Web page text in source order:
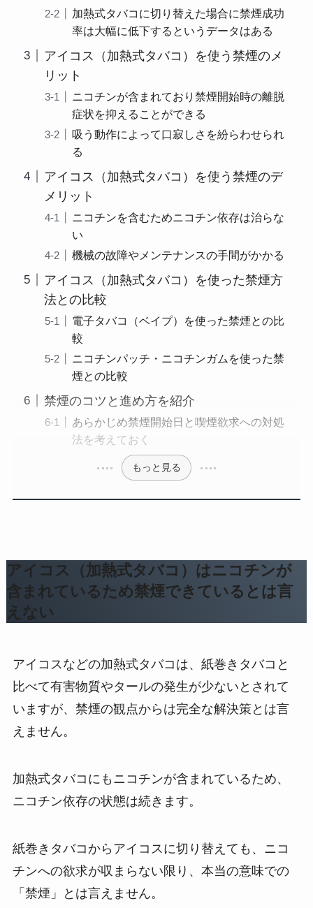
加熱式タバコに切り替えた場合に禁煙成功
率は大幅に低下するというデータはある
アイコス（加熱式タバコ）を使う禁煙のメ
リット
ニコチンが含まれており禁煙開始時の離脱
症状を抑えることができる
吸う動作によって口寂しさを紛らわせられ
る
アイコス（加熱式タバコ）を使う禁煙のデ
メリット
ニコチンを含むためニコチン依存は治らな
い
機械の故障やメンテナンスの手間がかかる
アイコス（加熱式タバコ）を使った禁煙方
法との比較
電子タバコ（ベイプ）を使った禁煙との比
較
ニコチンパッチ・ニコチンガムを使った禁
煙との比較
禁煙のコツと進め方を紹介
あらかじめ禁煙開始日と喫煙欲求への対処
法を考えておく
もっと見る
アイコス（加熱式タバコ）はニコチンが
含まれているため禁煙できているとは言
えない
アイコスなどの加熱式タバコは、紙巻きタバコと
比べて有害物質やタールの発生が少ないとされて
いますが、禁煙の観点からは完全な解決策とは言
えません。
加熱式タバコにもニコチンが含まれているため、
ニコチン依存の状態は続きます。
紙巻きタバコからアイコスに切り替えても、ニコ
チンへの欲求が収まらない限り、本当の意味での
「禁煙」とは言えません。